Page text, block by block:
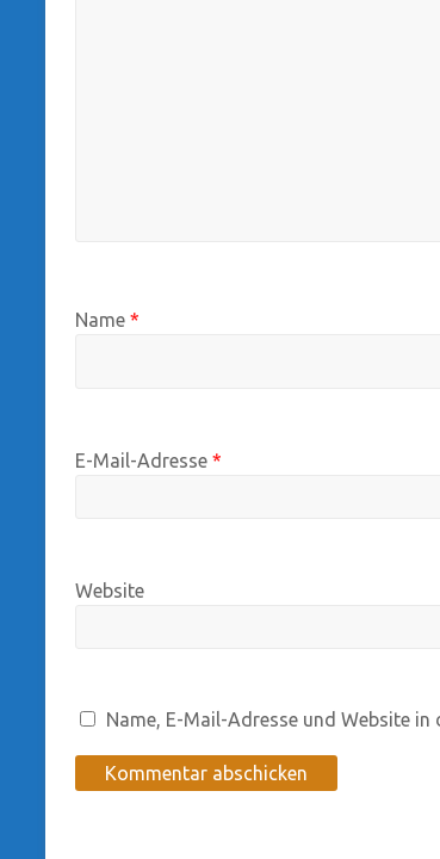
Name *
E-Mail-Adresse *
Website
Name, E-Mail-Adresse und Website